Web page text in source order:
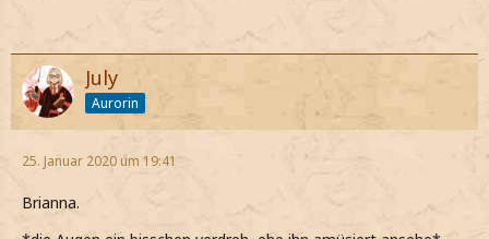
July
Aurorin
25. Januar 2020 um 19:41
Brianna.